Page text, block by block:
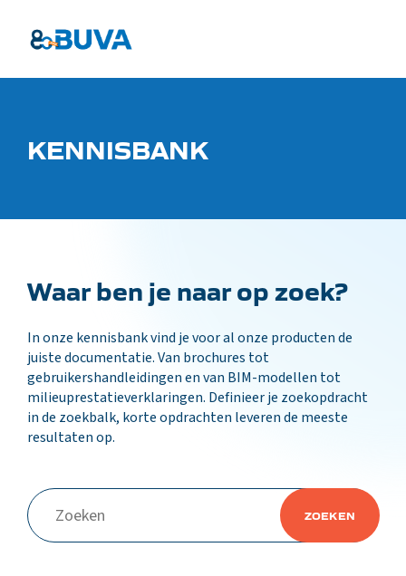
KENNISBANK
Waar ben je naar op zoek?
In onze kennisbank vind je voor al onze producten de
juiste documentatie. Van brochures tot
gebruikershandleidingen en van BIM-modellen tot
milieuprestatieverklaringen. Definieer je zoekopdracht
in de zoekbalk, korte opdrachten leveren de meeste
resultaten op.